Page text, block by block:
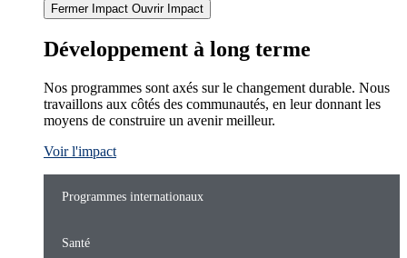
Fermer Impact Ouvrir Impact
Développement à long terme
Nos programmes sont axés sur le changement durable. Nous
travaillons aux côtés des communautés, en leur donnant les
moyens de construire un avenir meilleur.
Voir l'impact
Programmes internationaux
Santé